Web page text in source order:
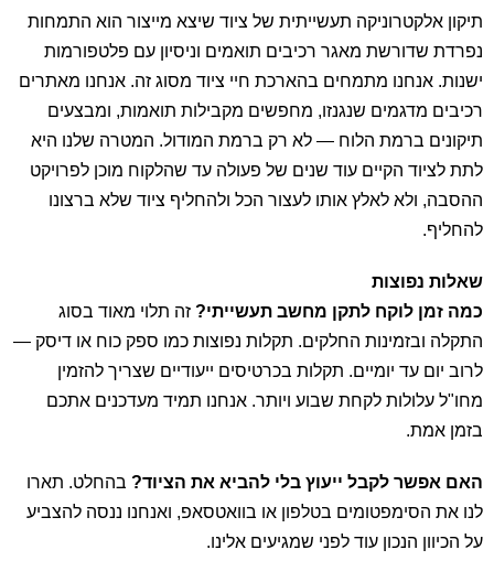
תיקון אלקטרוניקה תעשייתית של ציוד שיצא מייצור הוא התמחות
נפרדת שדורשת מאגר רכיבים תואמים וניסיון עם פלטפורמות
ישנות. אנחנו מתמחים בהארכת חיי ציוד מסוג זה. אנחנו מאתרים
רכיבים מדגמים שנגנזו, מחפשים מקבילות תואמות, ומבצעים
תיקונים ברמת הלוח — לא רק ברמת המודול. המטרה שלנו היא
לתת לציוד הקיים עוד שנים של פעולה עד שהלקוח מוכן לפרויקט
ההסבה, ולא לאלץ אותו לעצור הכל ולהחליף ציוד שלא ברצונו
להחליף.
שאלות נפוצות
כמה זמן לוקח לתקן מחשב תעשייתי? זה תלוי מאוד בסוג
התקלה ובזמינות החלקים. תקלות נפוצות כמו ספק כוח או דיסק —
לרוב יום עד יומיים. תקלות בכרטיסים ייעודיים שצריך להזמין
מחו"ל עלולות לקחת שבוע ויותר. אנחנו תמיד מעדכנים אתכם
בזמן אמת.
האם אפשר לקבל ייעוץ בלי להביא את הציוד? בהחלט. תארו
לנו את הסימפטומים בטלפון או בוואטסאפ, ואנחנו ננסה להצביע
על הכיוון הנכון עוד לפני שמגיעים אלינו.